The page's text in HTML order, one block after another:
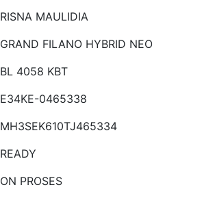
RISNA MAULIDIA
GRAND FILANO HYBRID NEO
BL 4058 KBT
E34KE-0465338
MH3SEK610TJ465334
READY
ON PROSES